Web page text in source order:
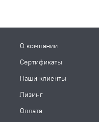
О компании
Сертификаты
Наши клиенты
Лизинг
Оплата